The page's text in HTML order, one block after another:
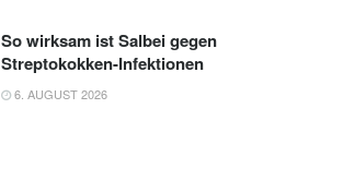
So wirksam ist Salbei gegen
Streptokokken-Infektionen
6. AUGUST 2026